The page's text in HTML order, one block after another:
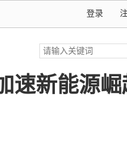
登录
速新能源崛